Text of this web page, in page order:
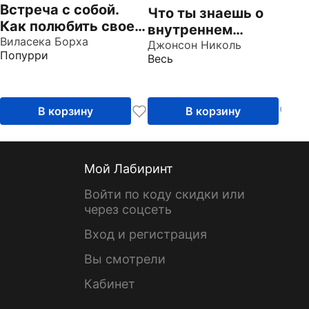
Встреча с собой.
Как полюбить свое
одиночество
Виласека Борха
Попурри
В корзину
Что ты знаешь о
внутреннем
ребенке? Исцеление
неразрешенных
возвращение
целостности
Джонсон Николь
Весь
В корзину
Мой Лабиринт
Войти по коду скидки или
через соцсеть
Вход и регистрация
Вы смотрели
Кабинет